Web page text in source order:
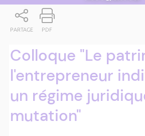
PARTAGE PDF
Colloque "Le
l'entrepreneur
un régime
mutation"